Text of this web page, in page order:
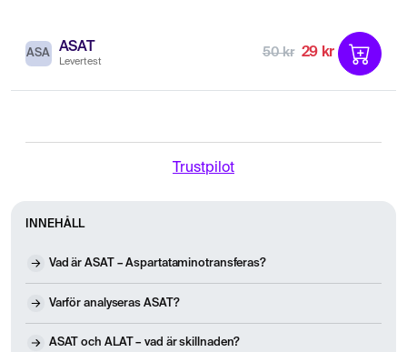
ASA ASAT
Levertest
50 kr 29 kr
Trustpilot
INNEHÅLL
Vad är ASAT – Aspartataminotransferas?
Varför analyseras ASAT?
ASAT och ALAT – vad är skillnaden?